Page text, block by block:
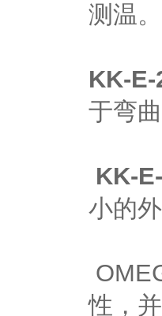
测温。
KK-E-
于弯
KK-
小的
性，